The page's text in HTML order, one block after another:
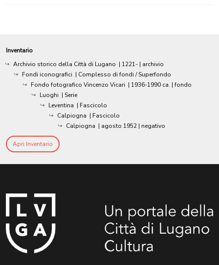
Inventario
Archivio storico della Città di Lugano | 1221- | archivio
Fondi iconografici | Complesso di fondi / Superfondo
Fondo fotografico Vincenzo Vicari | 1936-1990 ca. | fondo
Luoghi | Serie
Leventina | Fascicolo
Calpiogna | Fascicolo
Calpiogna | agosto 1952 | negativo
Apri Inventario